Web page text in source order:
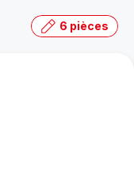
6 pièces